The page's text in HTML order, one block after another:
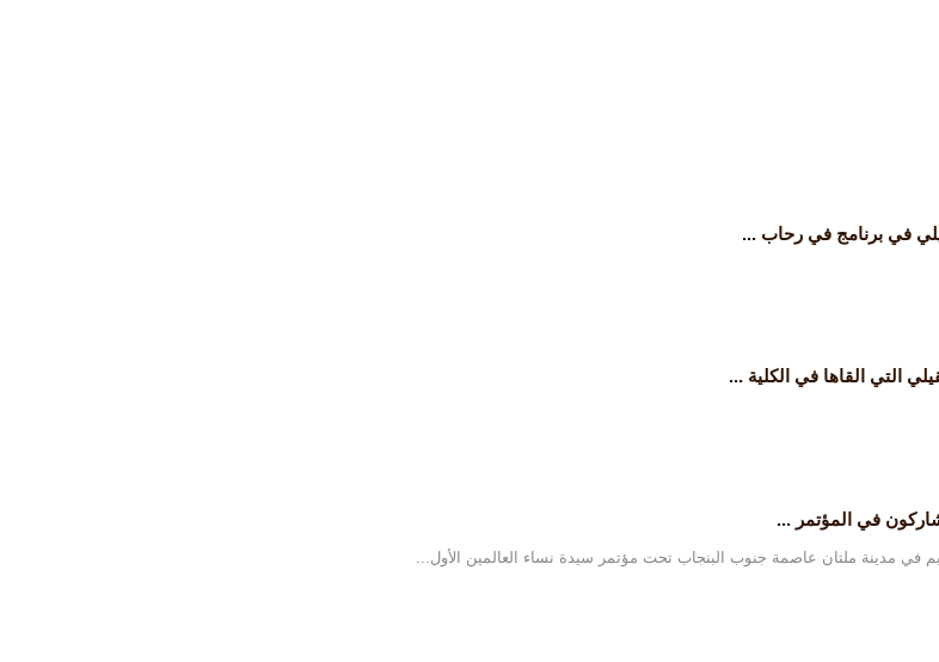
في برنامج في رحاب ...
التي القاها في الكلية ...
في المؤتمر ...
في مدينة ملتان عاصمة جنوب البنجاب تحت مؤتمر سيدة نساء العالمين الأول...